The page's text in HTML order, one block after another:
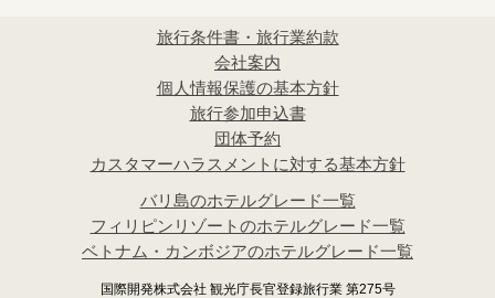
旅行条件書・旅行業約款
会社案内
個人情報保護の基本方針
旅行参加申込書
団体予約
カスタマーハラスメントに対する基本方針
バリ島のホテルグレード一覧
フィリピンリゾートのホテルグレード一覧
ベトナム・カンボジアのホテルグレード一覧
国際開発株式会社 観光庁長官登録旅行業 第275号